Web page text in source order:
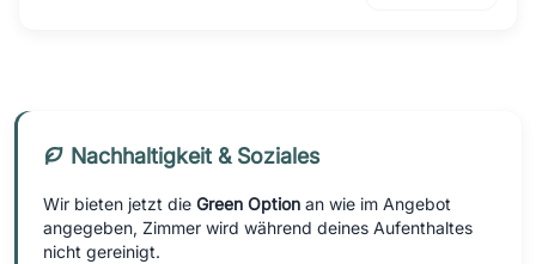
Nachhaltigkeit & Soziales
Wir bieten jetzt die Green Option an wie im Angebot
angegeben, Zimmer wird während deines Aufenthaltes
nicht gereinigt.